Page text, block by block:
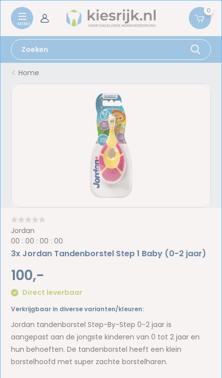
0
Home
Jordan
00 :00 :00 :00
3x Jordan Tandenborstel Step 1 Baby (0-2 jaar)
100,-
Direct leverbaar
Verkrijgbaar in diverse varianten/kleuren:
Jordan tandenborstel Step-By-Step 0-2 jaar is
aangepast aan de jongste kinderen van 0 tot 2 jaar en
hun behoeften. De tandenborstel heeft een klein
borstelhoofd met super zachte borstelharen.